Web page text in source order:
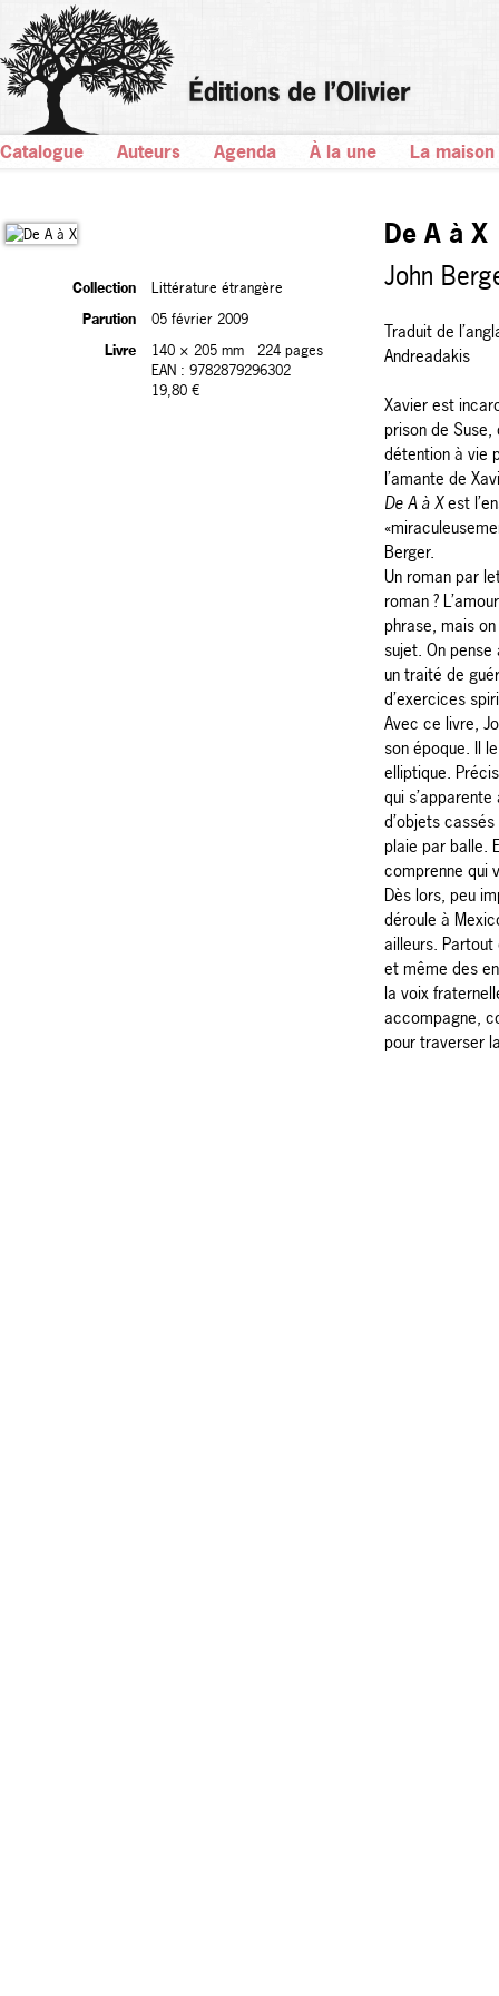
Catalogue Auteurs Agenda À la une La maison
Collection
Littérature étrangère
Parution
05 février 2009
Livre
140 × 205 mm
224 pages
EAN : 9782879296302
19,80 €
De A à X
John
Traduit de
Andreadakis
Xavier est
prison de Suse,
détention à vie
l’amante de
De A à Xest
Berger.
Un roman par
roman ?
phrase, mais
sujet. On
un traité de
d’exercices
Avec ce livre,
son époque. Il
elliptique.
qui
d’objets
plaie par balle.
comprenne qui
Dès lors, peu
déroule à
ailleurs.
et même des
la voix
accompagne,
pour traverser